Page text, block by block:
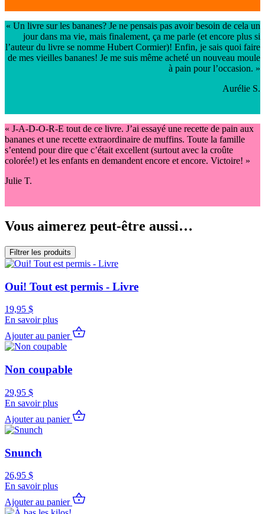
« Un livre sur les bananes? Je ne pensais pas avoir besoin de cela un
jour dans ma vie, mais finalement, ça me parle (et encore plus si
l’auteur du livre se nomme Hubert Cormier)! Enfin, je sais quoi faire
de mes vieilles bananes! Je me suis même acheté un nouveau moule
à pain pour l’occasion. »
Aurélie S.
« J-A-D-O-R-E tout de ce livre. J’ai essayé une recette de pain aux
bananes et une recette extraordinaire de muffins. Toute la famille
s’entend pour dire que c’était excellent (surtout avec la croûte
colorée!) et les enfants en demandent encore et encore. Victoire! »
Julie T.
Vous aimerez peut-être aussi…
Filtrer les produits
Oui! Tout est permis - Livre
19,95 $
En savoir plus
Ajouter au panier
Non coupable
29,95 $
En savoir plus
Ajouter au panier
Snunch
26,95 $
En savoir plus
Ajouter au panier